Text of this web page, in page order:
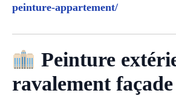
peinture-appartement/
Peinture
ravalement